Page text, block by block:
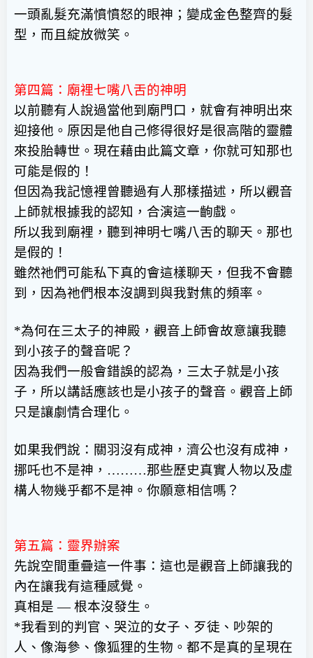
一頭亂髮充滿憤憤怒的眼神；變成金色整齊的髮
型，而且綻放微笑。
第四篇：廟裡七嘴八舌的神明
以前聽有人說過當他到廟門口，就會有神明出來
迎接他。原因是他自己修得很好是很高階的靈體
來投胎轉世。現在藉由此篇文章，你就可知那也
可能是假的！
但因為我記憶裡曾聽過有人那樣描述，所以觀音
上師就根據我的認知，合演這一齣戲。
所以我到廟裡，聽到神明七嘴八舌的聊天。那也
是假的！
雖然祂們可能私下真的會這樣聊天，但我不會聽
到，因為祂們根本沒調到與我對焦的頻率。
*為何在三太子的神殿，觀音上師會故意讓我聽
到小孩子的聲音呢？
因為我們一般會錯誤的認為，三太子就是小孩
子，所以講話應該也是小孩子的聲音。觀音上師
只是讓劇情合理化。
如果我們說：關羽沒有成神，濟公也沒有成神，
挪吒也不是神， ………那些歷史真實人物以及虛
構人物幾乎都不是神。你願意相信嗎？
第五篇：靈界辦案
先說空間重疊這一件事：這也是觀音上師讓我的
內在讓我有這種感覺。
真相是—根本沒發生。
*我看到的判官、哭泣的女子、歹徒、吵架的
人、像海參、像狐狸的生物。都不是真的呈現在